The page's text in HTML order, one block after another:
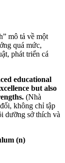
mô tả về một
quá mức,
phát triển cá
educational
but also
(Nhà
không chỉ tập
dưỡng sở thích và
(n)